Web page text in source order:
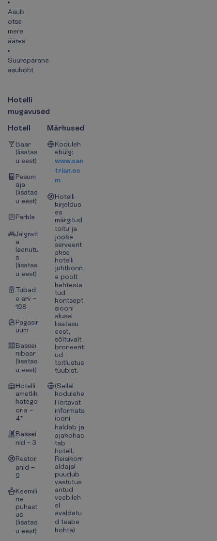
Asub
otse
mere
ääres
Suurepärane
asukoht
Hotelli
mugavused
Hotell
Baar
(lisatas
u eest)
Pesum
aja
(lisatas
u eest)
Parkla
Jalgratt
a
laenutu
s
(lisatas
u eest)
Tubad
e arv –
128
Pagasir
uum
Bassei
nibaar
(lisatas
u eest)
Hotelli
ametlik
katego
oria –
4*
Bassei
nid – 3
Restor
anid –
2
Keemili
ne
puhast
us
(lisatas
u eest)
Märkused
Koduleh
ekülg:
www.san
trian.co
m
Hotelli
kirjeldus
es
märgitud
toitu ja
jooke
serveerit
akse
hotelli
juhtkonn
a poolt
kehtesta
tud
kontsept
siooni
alusel
lisatasu
eest,
sõltuvalt
broneerit
ud
toitlustus
tüübist.
(Sellel
kodulehe
l leitavat
informats
iooni
haldab ja
ajakohas
tab
hotell.
Reisikorr
aldajal
puudub
vastutus
antud
veebileh
el
avaldatu
d teabe
kohta)